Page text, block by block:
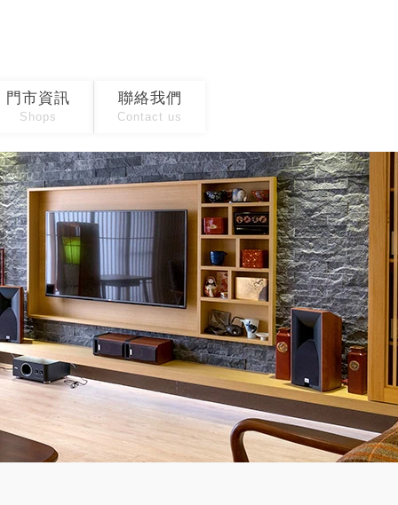
門市資訊
Shops
聯絡我們
Contact us